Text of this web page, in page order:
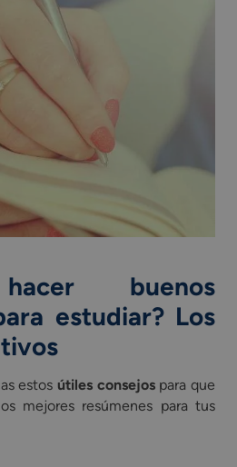
buenos
estudiar? Los
estos útiles consejospara que
mejores resúmenes para tus